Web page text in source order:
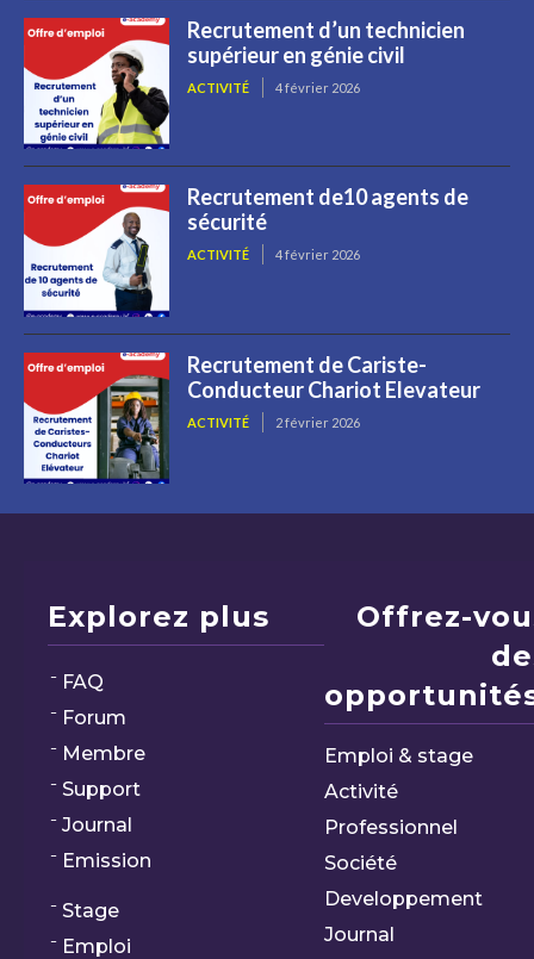
Recrutement d’un technicien
supérieur en génie civil
ACTIVITÉ 4 février 2026
Recrutement de10 agents de
sécurité
ACTIVITÉ 4 février 2026
Recrutement de Cariste-
Conducteur Chariot Elevateur
ACTIVITÉ 2 février 2026
Explorez plus
FAQ
Forum
Membre
Support
Journal
Emission
Stage
Emploi
Offrez-
Emploi & stage
Activité
Professionnel
Société
Developpement
Journal